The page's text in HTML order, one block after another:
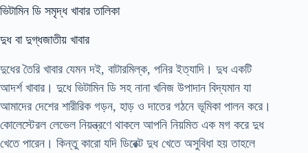
ভিটামিন ডি সমৃদ্ধ খাবার তালিকা
দুধ বা দুগ্ধজাতীয় খাবার
দুধের তৈরি খাবার যেমন দই, বাটারমিল্ক, পনির ইত্যাদি। দুধ একটি
আদর্শ খাবার। দুধে ভিটামিন ডি সহ নানা খনিজ উপাদান বিদ্যমান যা
আমাদের দেশের শারীরিক গড়ন, হাড় ও দাতের গঠনে ভূমিকা পালন করে।
কোলেস্টেরল লেভেল নিয়ন্ত্রণে থাকলে আপনি নিয়মিত এক মগ করে দুধ
খেতে পারেন। কিন্তু কারো যদি ডিরেক্ট দুধ খেতে অসুবিধা হয় তাহলে